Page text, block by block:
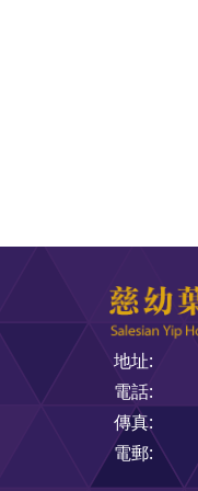
地址:
電話:
傳真:
電郵: